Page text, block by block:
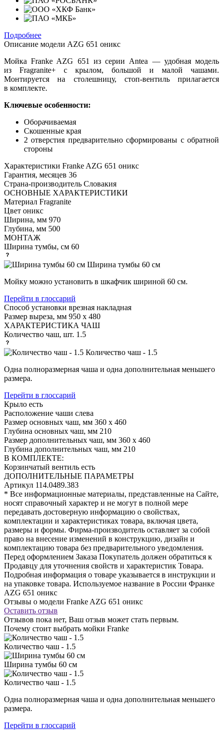
Подробнее
Описание модели AZG 651 оникс
Мойка Franke AZG 651 из серии Antea — удобная модель
из Fragranite+ с крылом, большой и малой чашами.
Монтируется на столешницу, стоп-вентиль прилагается
в комплекте.
Ключевые особенности:
Оборачиваемая
Скошенные края
2 отверстия предварительно сформированы с обратной
стороны
Характеристики Franke AZG 651 оникс
Гарантия, месяцев 36
Страна-производитель Словакия
ОСНОВНЫЕ ХАРАКТЕРИСТИКИ
Материал Fragranite
Цвет оникс
Ширина, мм 970
Глубина, мм 500
МОНТАЖ
Ширина тумбы, см 60
Ширина тумбы 60 см
Мойку можно установить в шкафчик шириной 60 см.
Перейти в глоссарий
Способ установки врезная накладная
Размер выреза, мм 950 х 480
ХАРАКТЕРИСТИКА ЧАШ
Количество чаш, шт. 1.5
Количество чаш - 1.5
Одна полноразмерная чаша и одна дополнительная меньшего
размера.
Перейти в глоссарий
Крыло есть
Расположение чаши слева
Размер основных чаш, мм 360 х 460
Глубина основных чаш, мм 210
Размер дополнительных чаш, мм 360 х 460
Глубина дополнительных чаш, мм 210
В КОМПЛЕКТЕ:
Корзинчатый вентиль есть
ДОПОЛНИТЕЛЬНЫЕ ПАРАМЕТРЫ
Артикул 114.0489.383
* Все информационные материалы, представленные на Сайте,
носят справочный характер и не могут в полной мере
передавать достоверную информацию о свойствах,
комплектации и характеристиках товара, включая цвета,
размеры и формы. Фирма-производитель оставляет за собой
право на внесение изменений в конструкцию, дизайн и
комплектацию товара без предварительного уведомления.
Перед оформлением Заказа Покупатель должен обратиться к
Продавцу для уточнения свойств и характеристик Товара.
Подробная информация о товаре указывается в инструкции и
на упаковке товара. Используемое название в России Франке
AZG 651 оникс
Отзывы о модели Franke AZG 651 оникс
Оставить отзыв
Отзывов пока нет, Ваш отзыв может стать первым.
Почему стоит выбрать мойки Franke
Количество чаш - 1.5
Ширина тумбы 60 см
Количество чаш - 1.5
Одна полноразмерная чаша и одна дополнительная меньшего
размера.
Перейти в глоссарий